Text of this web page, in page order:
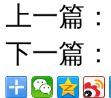
上一篇：
下一篇：